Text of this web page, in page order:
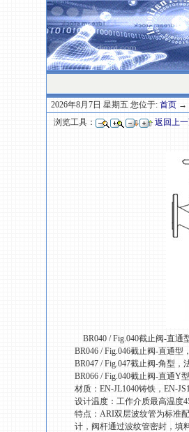
2026年8月7日 星期五 您位于: 首页 →
浏览工具：
返回上
BR040 / Fig.040截止阀-直通
BR046 / Fig.046截止阀-直通
BR047 / Fig.047截止阀-角型，
BR066 / Fig.040截止阀-直通Y
材质：EN-JL1040铸铁，EN-
设计温度：工作介质最高温度
特点：ARI双层波纹管为标准
计，阀杆通过波纹管密封，填